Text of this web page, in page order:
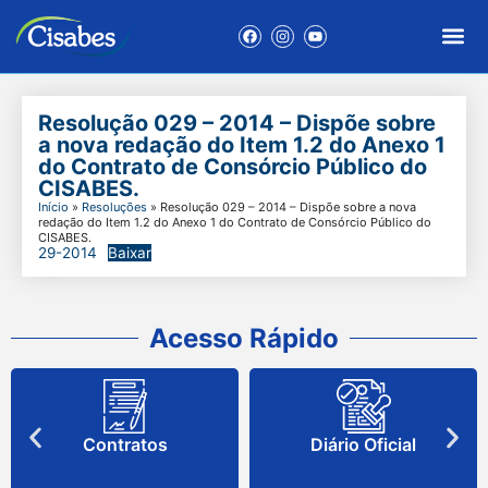
Resolução 029 – 2014 – Dispõe sobre
a nova redação do Item 1.2 do Anexo 1
do Contrato de Consórcio Público do
CISABES.
Início » Resoluções » Resolução 029 – 2014 – Dispõe sobre a nova
redação do Item 1.2 do Anexo 1 do Contrato de Consórcio Público do
CISABES.
29-2014 Baixar
Acesso Rápido
Contratos Diário Oficial